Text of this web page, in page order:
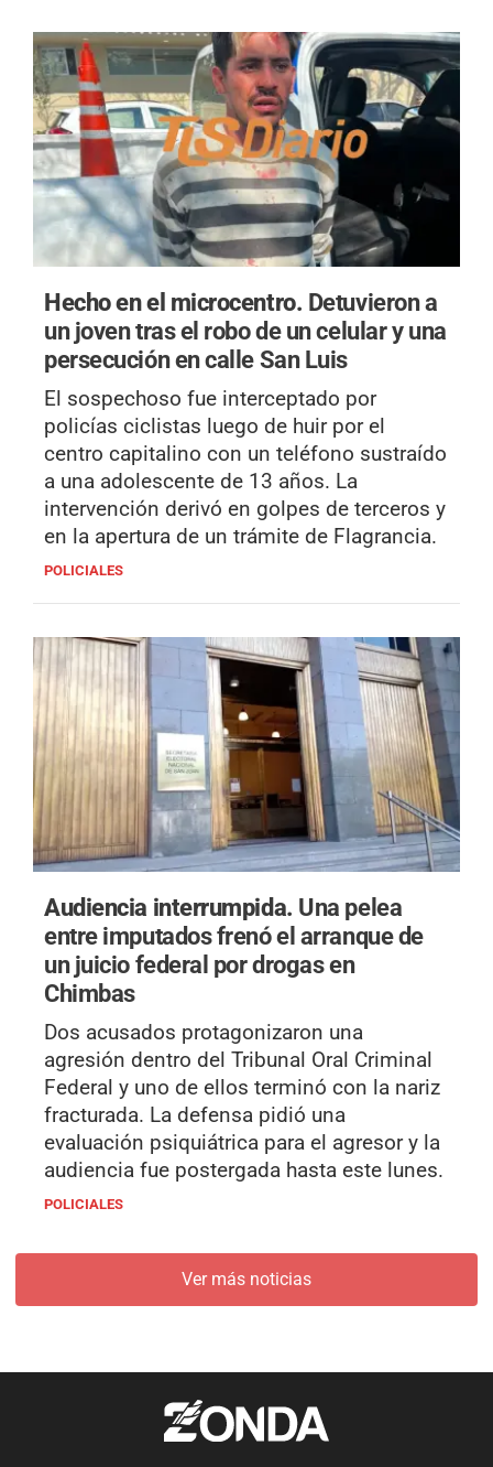
Hecho en el microcentro. Detuvieron a
un joven tras el robo de un celular y una
persecución en calle San Luis
El sospechoso fue interceptado por
policías ciclistas luego de huir por el
centro capitalino con un teléfono sustraído
a una adolescente de 13 años. La
intervención derivó en golpes de terceros y
en la apertura de un trámite de Flagrancia.
POLICIALES
Audiencia interrumpida. Una pelea
entre imputados frenó el arranque de
un juicio federal por drogas en
Chimbas
Dos acusados protagonizaron una
agresión dentro del Tribunal Oral Criminal
Federal y uno de ellos terminó con la nariz
fracturada. La defensa pidió una
evaluación psiquiátrica para el agresor y la
audiencia fue postergada hasta este lunes.
POLICIALES
Ver más noticias